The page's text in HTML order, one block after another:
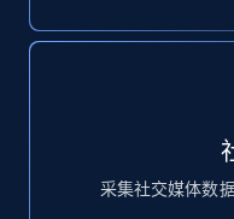
采集社交媒体数